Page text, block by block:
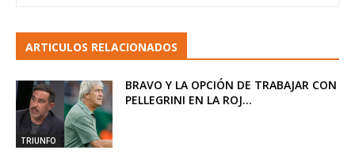
ARTICULOS RELACIONADOS
TRIUNFO
BRAVO Y LA OPCIÓN DE TRABAJAR CON
PELLEGRINI EN LA ROJ...